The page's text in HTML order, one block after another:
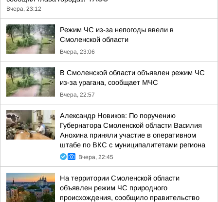
Вчера, 23:12
Режим ЧС из-за непогоды ввели в
Смоленской области
Вчера, 23:06
В Смоленской области объявлен режим ЧС
из-за урагана, сообщает МЧС
Вчера, 22:57
Александр Новиков: По поручению
Губернатора Смоленской области Василия
Анохина приняли участие в оперативном
штабе по ВКС с муниципалитетами региона
Вчера, 22:45
На территории Смоленской области
объявлен режим ЧС природного
происхождения, сообщило правительство